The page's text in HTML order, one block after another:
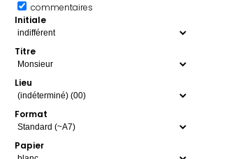
commentaires
Initiale
Titre
Lieu
Format
Papier